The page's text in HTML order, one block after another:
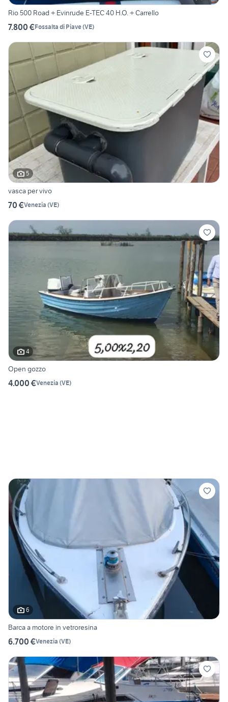
Rio 500 Road + Evinrude E-TEC 40 H.O. + Carrello
7.800 €Fossalta di Piave(VE)
5
vasca per vivo
70 €Venezia (VE)
4
Open gozzo
4.000 €Venezia (VE)
6
Barca a motore in vetroresina
6.700 €Venezia (VE)